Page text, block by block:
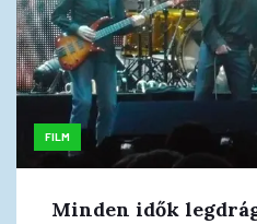
FILM
Minden idők